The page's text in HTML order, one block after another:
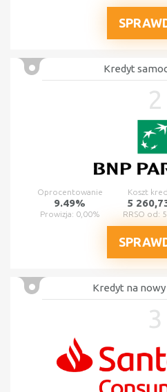
Kredyt
2
Oprocentowanie Koszt
9.49% 5
Prowizja: 0,00% RRSO od:
Kredyt na
3